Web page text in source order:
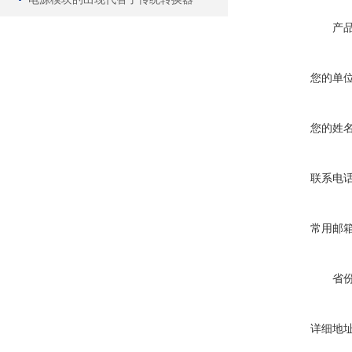
产
您的单
您的姓
联系电
常用邮
省
详细地